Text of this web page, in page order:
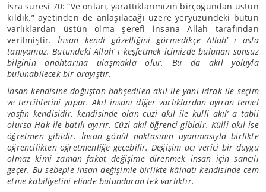
İsra suresi 70: “Ve onları, yarattıklarımızın birçoğundan üstün
kıldık.” ayetinden de anlaşılacağı üzere yeryüzündeki bütün
varlıklardan üstün olma şerefi insana Allah tarafından
verilmiştir.İnsan kendi güzelliğini görmedikçe Allah’ ı asla
tanıyamaz. Bütündeki Allah’ ı keşfetmek içimizde bulunan sonsuz
bilginin anahtarına ulaşmakla olur. Bu da akıl yoluyla
bulunabilecek bir arayıştır.
İnsan kendisine doğuştan bahşedilen akıl ile yani idrak ile seçim
ve tercihlerini yapar. Akıl insanı diğer varlıklardan ayıran temel
vasfın kendisidir, kendisinde olan cüzi akıl ile külli akıl’ a tabii
olursa Hak ile batılı ayırır. Cüzi akıl öğrenci gibidir. Külli akıl ise
öğretmen gibidir. İnsan gönül noktasının uyanmasıyla birlikte
öğrencilikten öğretmenliğe geçebilir. Değişim acı verici bir duygu
olmaz kimi zaman fakat değişime direnmek insan için sancılı
geçer. Bu sebeple insan değişimle birlikte kâinatı kendisinde cem
etme kabiliyetini elinde bulunduran tek varlıktır.